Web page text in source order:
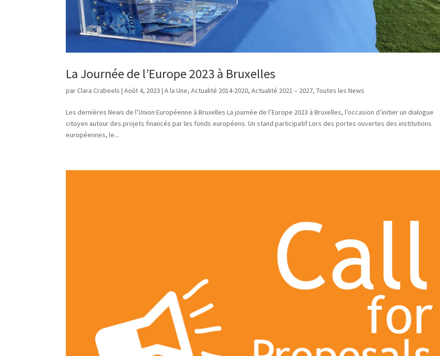
La Journée de l’Europe 2023 à Bruxelles
parClara Crabeels |Août 4, 2023 |A la Une,Actualité 2014-2020,Actualité 2021 – 2027,Toutes les News
Les dernières News de l’Union Européenne à Bruxelles La journée de l’Europe 2023 à Bruxelles, l’occasion d’initier un dialogue
citoyen autour des projets financés par les fonds européens. Un stand participatif Lors des portes ouvertes des institutions
européennes, le...